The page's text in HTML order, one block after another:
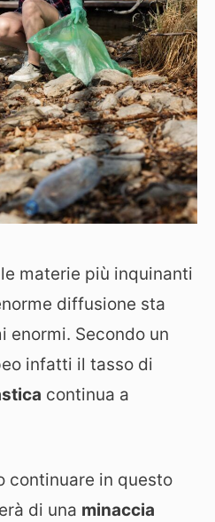
materie più inquinanti
diffusione sta
enormi. Secondo un
infatti il tasso di
continua a
continuare in questo
di una minaccia